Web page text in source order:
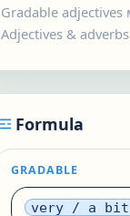
Gradable
Adjectives & adverbs
Formula
GRADABLE
very / a